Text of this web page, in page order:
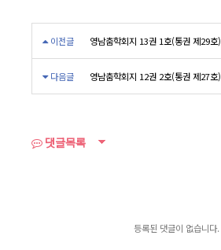
이전글 영남춤학회지 13권 1호(통권 제29호)
다음글 영남춤학회지 12권 2호(통권 제27호)
댓글목록
등록된 댓글이 없습니다.